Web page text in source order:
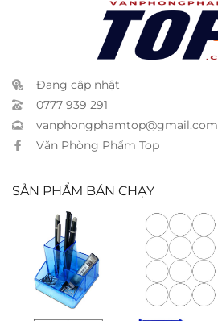
Đang cập nhật
0777 939 291
vanphongphamtop@gmail.com
Văn Phòng Phẩm Top
SẢN PHẨM BÁN CHẠY
Hộp bút Xukiva
192
Nhãn decal
Tomy 142
(Ø60mm)